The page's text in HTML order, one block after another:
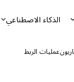
الذكاء الاصطناعي
عمليات الربط